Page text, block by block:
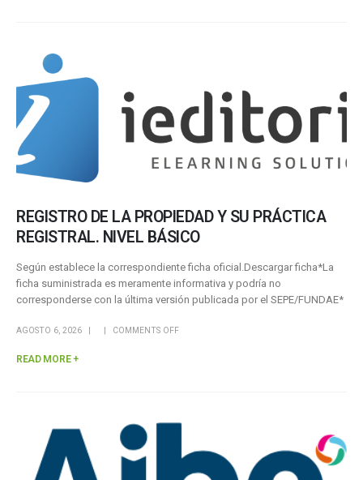
REGISTRO DE LA PROPIEDAD Y SU PRÁCTICA
REGISTRAL. NIVEL BÁSICO
Según establece la correspondiente ficha oficial.Descargar ficha*La
ficha suministrada es meramente informativa y podría no
corresponderse con la última versión publicada por el SEPE/FUNDAE*
AGOSTO 6, 2026 COMMENTS OFF
READ MORE +